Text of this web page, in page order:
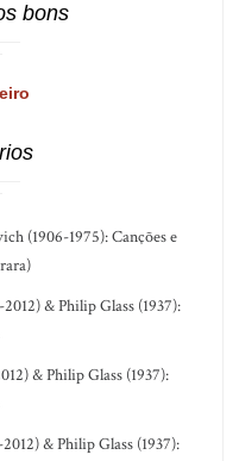
bons
(1906-1975): Canções e
& Philip Glass (1937):
& Philip Glass (1937):
& Philip Glass (1937):